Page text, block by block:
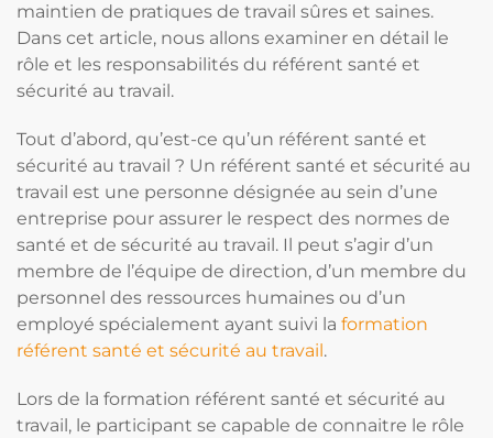
maintien de pratiques de travail sûres et saines.
Dans cet article, nous allons examiner en détail le
rôle et les responsabilités du référent santé et
sécurité au travail.
Tout d’abord, qu’est-ce qu’un référent santé et
sécurité au travail ? Un référent santé et sécurité au
travail est une personne désignée au sein d’une
entreprise pour assurer le respect des normes de
santé et de sécurité au travail. Il peut s’agir d’un
membre de l’équipe de direction, d’un membre du
personnel des ressources humaines ou d’un
employé spécialement ayant suivi la formation
référent santé et sécurité au travail.
Lors de la formation référent santé et sécurité au
travail, le participant se capable de connaitre le rôle